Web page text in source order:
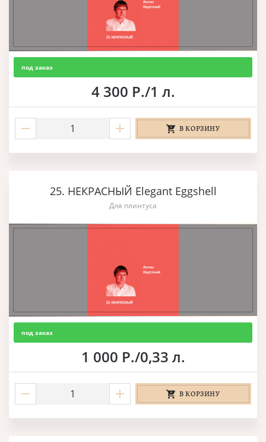
под заказ
4 300 Р./1 л.
В КОРЗИНУ
25. НЕКРАСНЫЙ Elegant Eggshell
Для плинтуса
под заказ
1 000 Р./0,33 л.
В КОРЗИНУ